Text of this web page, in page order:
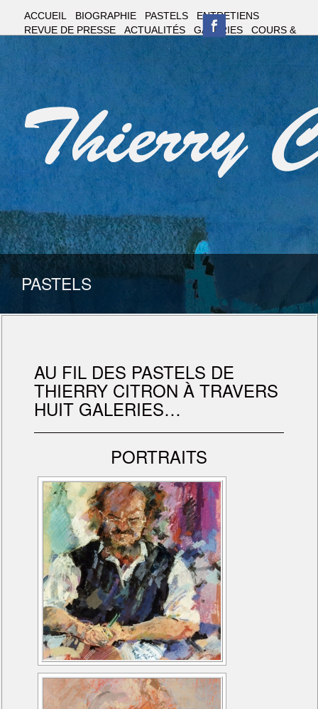
ACCUEIL BIOGRAPHIE PASTELS
ENTRETIENS
REVUE DE PRESSE
ACTUALITÉS GALERIES
COURS &
STAGES
CONTACT
PASTELS
AU FIL DES PASTELS DE
THIERRY CITRON À TRAVERS
HUIT GALERIES…
PORTRAITS